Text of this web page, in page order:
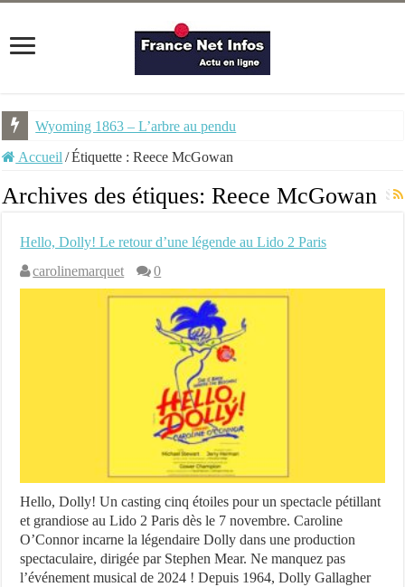
Wyoming 1863 – L’arbre au pendu
Accueil /Étiquette :Reece McGowan
Archives des étiques:Reece McGowan
Hello, Dolly! Le retour d’une légende au Lido 2 Paris
carolinemarquet
0
Hello, Dolly! Un casting cinq étoiles pour un spectacle pétillant
et grandiose au Lido 2 Paris dès le 7 novembre. Caroline
O’Connor incarne la légendaire Dolly dans une production
spectaculaire, dirigée par Stephen Mear. Ne manquez pas
l’événement musical de 2024 ! Depuis 1964, Dolly Gallagher